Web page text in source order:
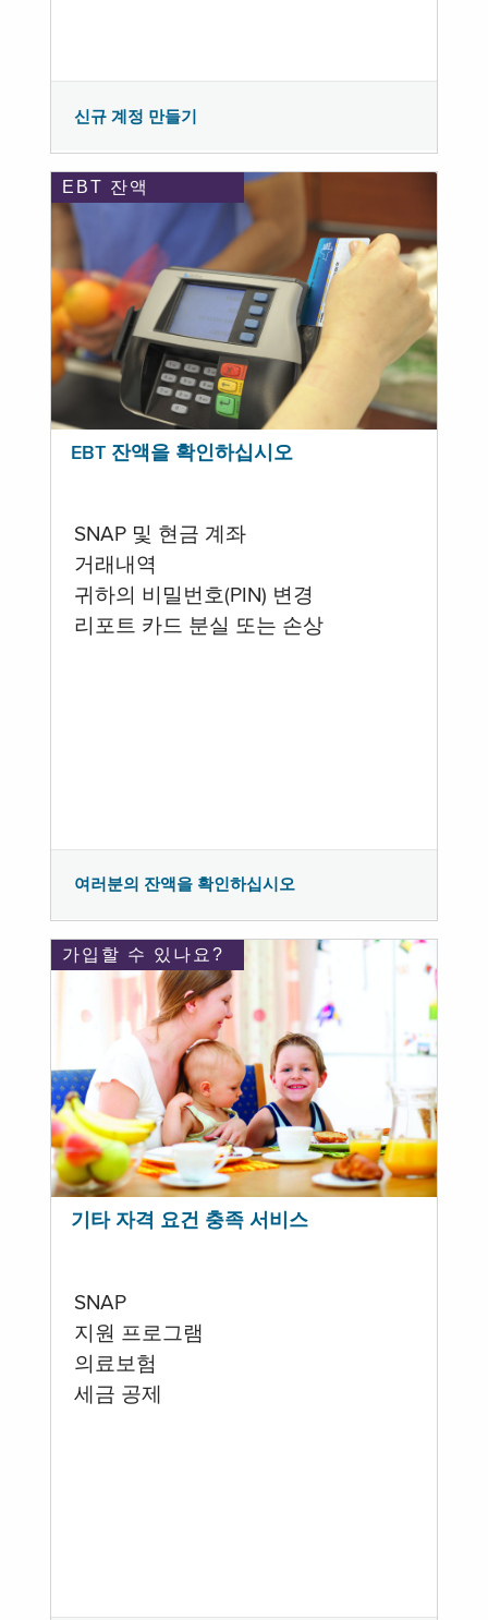
신규 계정 만들기
EBT 잔액
EBT 잔액을 확인하십시오
SNAP 및 현금 계좌
거래내역
귀하의 비밀번호(PIN) 변경
리포트 카드 분실 또는 손상
여러분의 잔액을 확인하십시오
가입할 수 있나요?
기타 자격 요건 충족 서비스
SNAP
지원 프로그램
의료보험
세금 공제